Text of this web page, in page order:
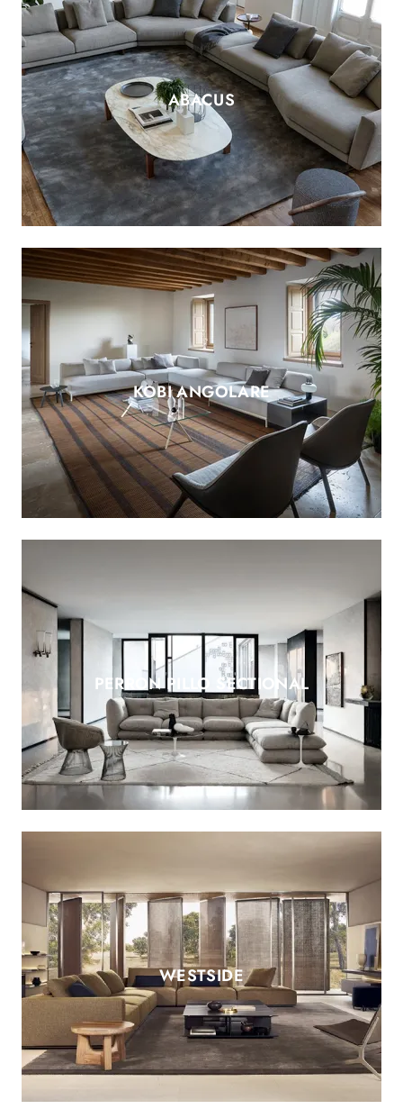
ABACUS
KOBI ANGOLARE
PERRON PILLO SECTIONAL
WESTSIDE